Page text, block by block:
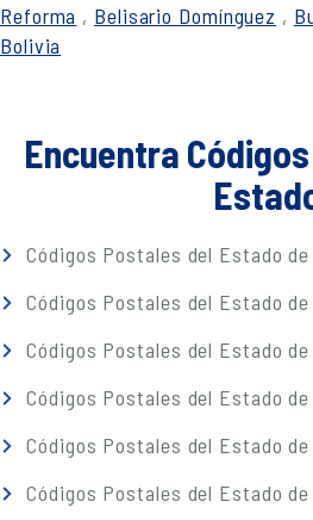
Reforma , Belisario Domínguez ,
Bolivia
Encuentra
Códigos Postales del Estado
Códigos Postales del Estado
Códigos Postales del Estado
Códigos Postales del Estado de
Códigos Postales del Estado
Códigos Postales del Estado de